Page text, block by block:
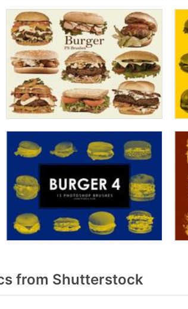
from Shutterstock